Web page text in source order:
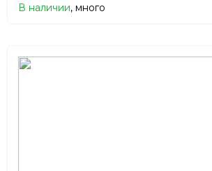
В наличии, много